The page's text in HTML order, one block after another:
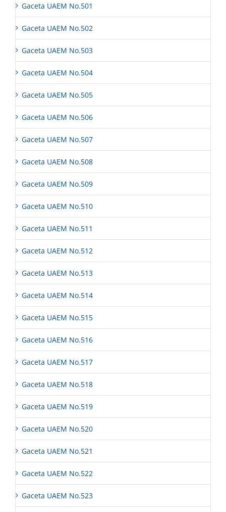
Gaceta UAEM No.501
Gaceta UAEM No.502
Gaceta UAEM No.503
Gaceta UAEM No.504
Gaceta UAEM No.505
Gaceta UAEM No.506
Gaceta UAEM No.507
Gaceta UAEM No.508
Gaceta UAEM No.509
Gaceta UAEM No.510
Gaceta UAEM No.511
Gaceta UAEM No.512
Gaceta UAEM No.513
Gaceta UAEM No.514
Gaceta UAEM No.515
Gaceta UAEM No.516
Gaceta UAEM No.517
Gaceta UAEM No.518
Gaceta UAEM No.519
Gaceta UAEM No.520
Gaceta UAEM No.521
Gaceta UAEM No.522
Gaceta UAEM No.523